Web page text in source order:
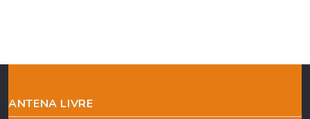
ANTENA LIVRE